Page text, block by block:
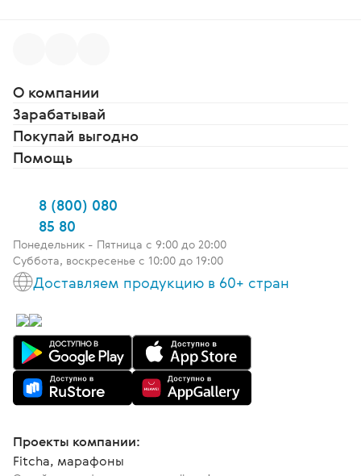
О компании
Зарабатывай
Покупай выгодно
Помощь
8 (800) 080
85 80
Понедельник - Пятница c 9:00 до 20:00
Суббота, воскресенье с 10:00 до 19:00
Доставляем продукцию в 60+ стран
Проекты компании:
Fitcha, марафоны